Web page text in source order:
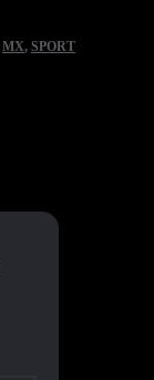
MX, SPORT